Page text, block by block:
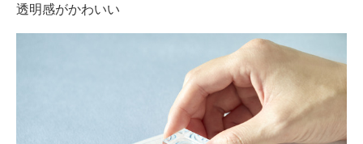
エネルギーの専門メディア
透明感がかわいい